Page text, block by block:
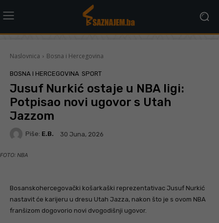
Naslovnica Bosna i Hercegovina
BOSNA I HERCEGOVINA SPORT
Jusuf Nurkić ostaje u NBA ligi:
Potpisao novi ugovor s Utah
Jazzom
Piše: E.B. 30 Juna, 2026
FOTO: NBA
Bosanskohercegovački košarkaški reprezentativac Jusuf Nurkić
nastavit će karijeru u dresu Utah Jazza, nakon što je s ovom NBA
franšizom dogovorio novi dvogodišnji ugovor.